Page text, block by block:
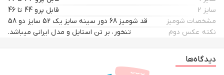
سایز 2
قابل پرو 44 تا 46
مشخصات شومیز
قد شومیز 68 دور سینه سایز یک 52 سایز دو 58
نکته عکس دوم
تنخور، بر تن استایل و مدل ایرانی میباشد.
دیدگاه‌ها